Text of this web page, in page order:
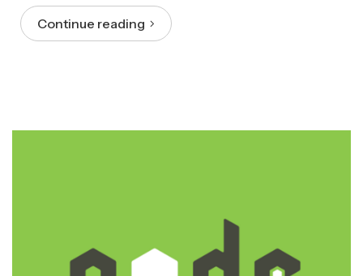
Continue reading